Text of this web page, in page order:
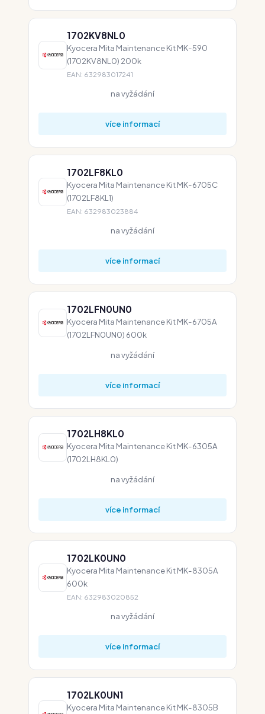
1702KV8NL0
Kyocera Mita Maintenance Kit MK-590
(1702KV8NL0) 200k
EAN: 632983017241
na vyžádání
více informací
1702LF8KL0
Kyocera Mita Maintenance Kit MK-6705C
(1702LF8KL1)
EAN: 632983023884
na vyžádání
více informací
1702LFN0UN0
Kyocera Mita Maintenance Kit MK-6705A
(1702LFN0UN0) 600k
na vyžádání
více informací
1702LH8KL0
Kyocera Mita Maintenance Kit MK-6305A
(1702LH8KL0)
na vyžádání
více informací
1702LK0UN0
Kyocera Mita Maintenance Kit MK-8305A
600k
EAN: 632983020852
na vyžádání
více informací
1702LK0UN1
Kyocera Mita Maintenance Kit MK-8305B